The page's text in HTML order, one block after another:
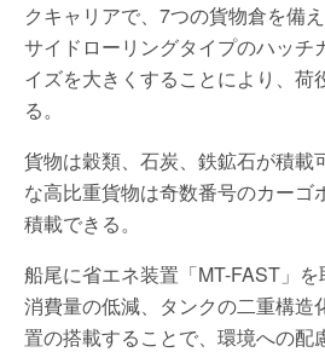
クキャリアで、7つの貨物倉を備
サイドローリングタイプのハッチ
イズを大きくすることにより、荷
る。
貨物は穀類、石炭、鉄鉱石が積載
な高比重貨物は奇数番号のカーゴ
積載できる。
船尾に省エネ装置「MT-FAST」
消費量の低減、タンクの二重構造
置の搭載することで、環境への配